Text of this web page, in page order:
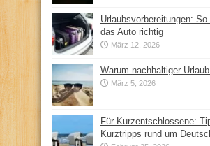
Urlaubsvorbereitungen:
das Auto richtig
März 12, 2026
Warum nachhaltiger
März 5, 2026
Für Kurzentschlossene:
Kurztripps rund um